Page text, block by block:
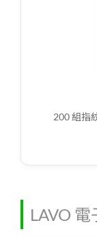
200 組指
LAVO